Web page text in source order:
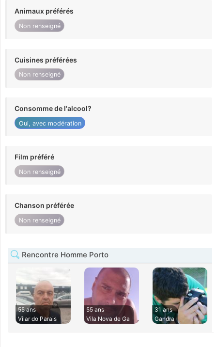
Animaux préférés
Non renseigné
Cuisines préférées
Non renseigné
Consomme de l'alcool?
Oui, avec modération
Film préféré
Non renseigné
Chanson préférée
Non renseigné
Rencontre Homme Porto
55 ans
Vilar do Parais
55 ans
Vila Nova de Ga
31 ans
Gandra